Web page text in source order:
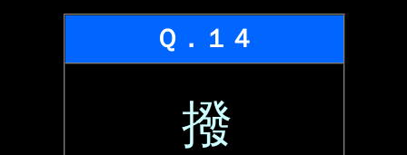
Ｑ．１４
撥